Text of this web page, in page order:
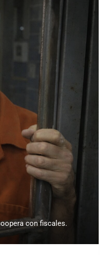
con fiscales.